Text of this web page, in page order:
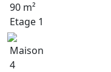
90 m²
Etage 1
Maison
4